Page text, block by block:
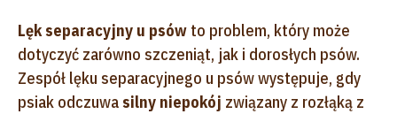
Lęk separacyjny u psów to problem, który może
dotyczyć zarówno szczeniąt, jak i dorosłych psów.
Zespół lęku separacyjnego u psów występuje, gdy
psiak odczuwasilny niepokój związany z rozłąką z